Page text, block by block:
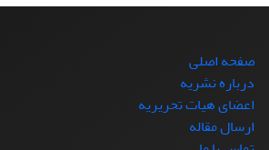
صفحه اصلی
درباره نشریه
اعضای هیات تحریریه
ارسال مقاله